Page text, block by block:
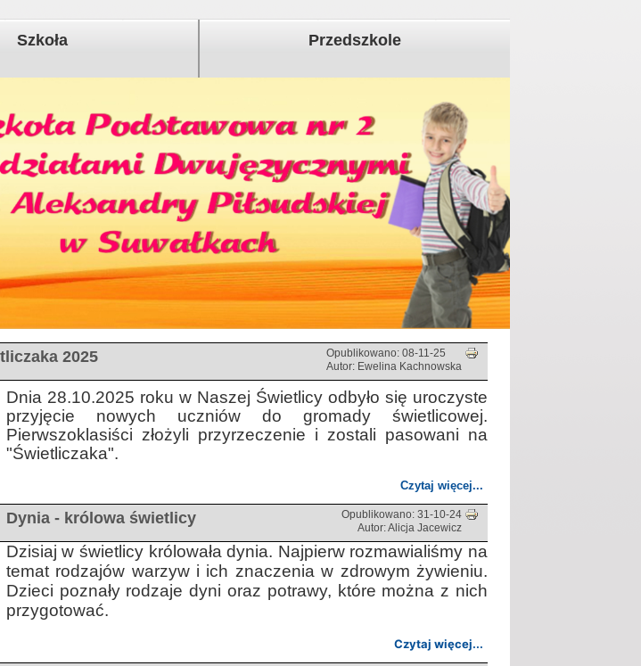
Szkoła Przedszkole
2025
Opublikowano: 08-11-25
Autor: Ewelina Kachnowska
Dnia 28.10.2025 roku w Naszej Świetlicy odbyło się uroczyste
przyjęcie nowych uczniów do gromady świetlicowej.
Pierwszoklasiści złożyli przyrzeczenie i zostali pasowani na
"Świetliczaka".
Czytaj więcej...
Dynia - królowa świetlicy
Opublikowano: 31-10-24
Autor: Alicja Jacewicz
Dzisiaj w świetlicy królowała dynia. Najpierw rozmawialiśmy na
temat rodzajów warzyw i ich znaczenia w zdrowym żywieniu.
Dzieci poznały rodzaje dyni oraz potrawy, które można z nich
przygotować.
Czytaj więcej...